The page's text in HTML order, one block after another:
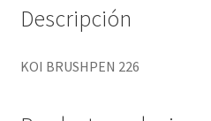
Descripción
KOI BRUSHPEN 226